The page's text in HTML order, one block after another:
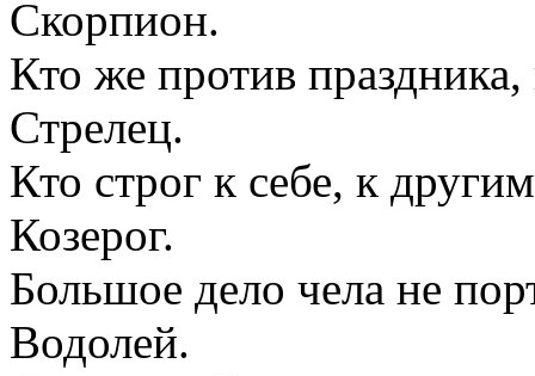
Скорпион.
Кто же против праздника,
Стрелец.
Кто строг к себе, к
Козерог.
Большое дело чела не
Водолей.